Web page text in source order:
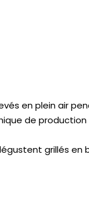
en plein air
de
grillés en